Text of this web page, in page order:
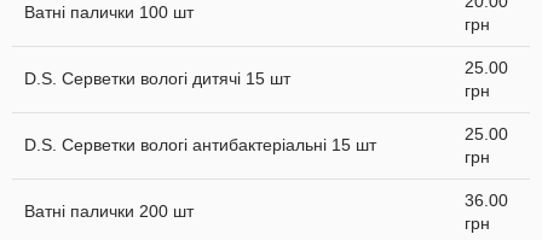
Ватні палички 100 шт
грн
D.S. Серветки вологі дитячі 15 шт
25.00
грн
D.S. Серветки вологі антибактеріальні 15 шт
25.00
грн
Ватні палички 200 шт
36.00
грн